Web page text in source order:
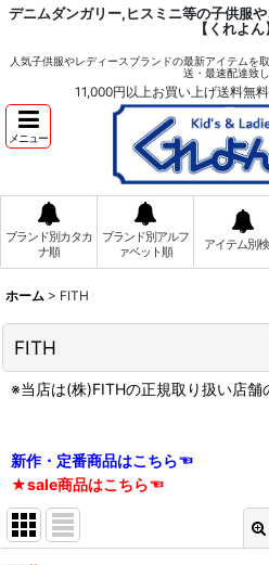
デニムダンガリー,ヒスミニ等の子供服
【くれよん
人気子供服やレディースブランドの最新アイテムを
送・最速配達致し
11,000円以上お買い上げ送料無
メニュー
ブランド別カタカ
ナ順
ブランド別アルフ
ァベット順
アイテム別
ホーム > FITH
FITH
※当店は(株)FITHの正規取り扱い店舗
新作・定番商品はこちら☜
★sale商品はこちら☜